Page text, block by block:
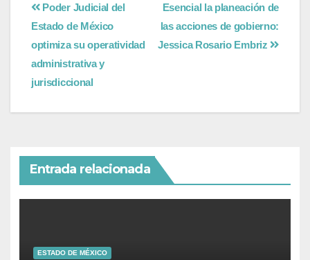
Esencial la planeación de
las acciones de gobierno:
Jessica Rosario Embriz
Poder Judicial del
Estado de México
optimiza su operatividad
administrativa y
jurisdiccional
Entrada relacionada
ESTADO DE MÉXICO